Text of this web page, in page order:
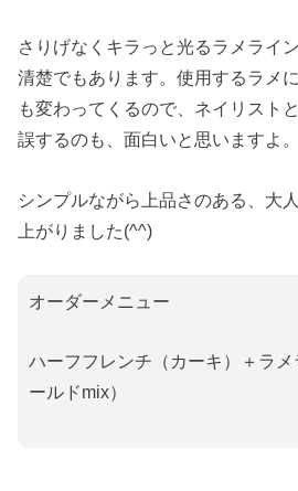
さりげなくキラっと光るラメライ
清楚でもあります。使用するラメ
も変わってくるので、ネイリスト
誤するのも、面白いと思いますよ。
シンプルながら上品さのある、大
上がりました(^^)
オーダーメニュー
ハーフフレンチ（カーキ）＋ラ
ールドmix）